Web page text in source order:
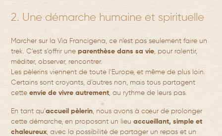
2. Une démarche humaine et spirituelle
Marcher sur la Via Francigena, ce n’est pas seulement faire un
trek. C’est s’offrir uneparenthèse dans sa vie , pour ralentir,
méditer, observer, rencontrer.
Les pèlerins viennent de toute l’Europe, et même de plus loin.
Certains sont croyants, d’autres non, mais tous partagent
cetteenvie de vivre autrement , au rythme de leurs pas.
En tant qu’accueil pèlerin , nous avons à cœur de prolonger
cette démarche, en proposant un lieuaccueillant, simple et
chaleureux , avec la possibilité de partager un repas et un